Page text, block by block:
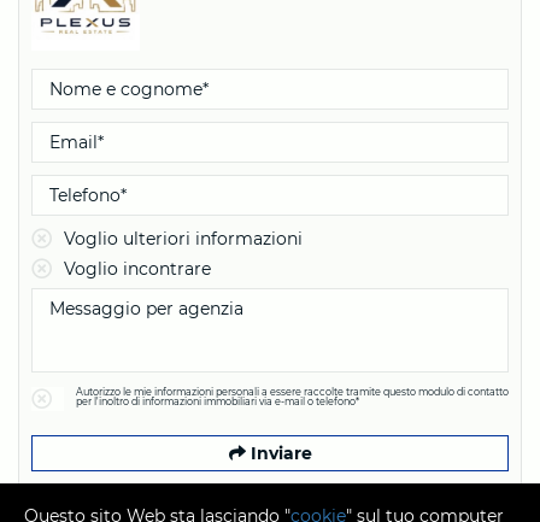
Voglio ulteriori informazioni
Voglio incontrare
Autorizzo le mie informazioni personali a essere raccolte tramite questo modulo di contatto
per l'inoltro di informazioni immobiliari via e-mail o telefono*
Inviare
Questo sito Web sta lasciando "cookie" sul tuo computer